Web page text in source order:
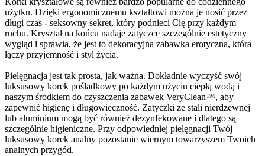
użytku. Dzięki ergonomicznemu kształtowi można je nosić przez
długi czas - seksowny sekret, który podnieci Cię przy każdym
ruchu. Kryształ na końcu nadaje zatyczce szczególnie estetyczny
wygląd i sprawia, że jest to dekoracyjna zabawka erotyczna, która
łączy przyjemność i styl życia.
Pielęgnacja jest tak prosta, jak ważna. Dokładnie wyczyść swój
luksusowy korek pośladkowy po każdym użyciu ciepłą wodą i
naszym środkiem do czyszczenia zabawek VeryClean™, aby
zapewnić higienę i długowieczność. Zatyczki ze stali nierdzewnej
lub aluminium mogą być również dezynfekowane i dlatego są
szczególnie higieniczne. Przy odpowiedniej pielęgnacji Twój
luksusowy korek analny pozostanie wiernym towarzyszem Twoich
analnych przygód.